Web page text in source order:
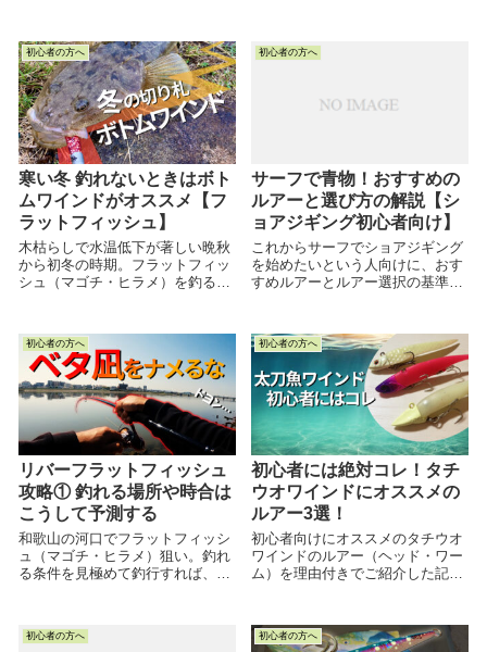
深堀りしていく記事です
初心者の方へ
寒い冬 釣れないときはボト
ムワインドがオススメ【フ
ラットフィッシュ】
木枯らしで水温低下が著しい晩秋
から初冬の時期。フラットフィッ
シュ（マゴチ・ヒラメ）を釣るた
ればご参考にどうぞ
初心者の方へ
サーフで青物！おすすめの
ルアーと選び方の解説【シ
ョアジギング初心者向け】
これからサーフでショアジギング
を始めたいという人向けに、おす
すめルアーとルアー選択の基準を
初心者の方へ
リバーフラットフィッシュ
攻略① 釣れる場所や時合は
こうして予測する
和歌山の河口でフラットフィッシ
ュ（マゴチ・ヒラメ）狙い。釣れ
る条件を見極めて釣行すれば、魚
条件読みの極意を記事としてまと
めましたのでご覧ください。
初心者の方へ
初心者には絶対コレ！タチ
ウオワインドにオススメの
ルアー3選！
初心者向けにオススメのタチウオ
ワインドのルアー（ヘッド・ワー
ム）を理由付きでご紹介した記事
さい。
初心者の方へ 初心者の方へ